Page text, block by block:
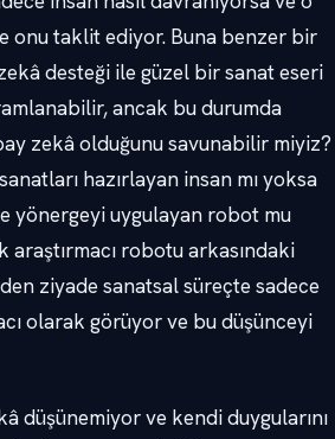
onu taklit ediyor. Buna benzer bir
desteği ile güzel bir sanat eseri
ancak bu durumda
zekâ olduğunu savunabilir miyiz?
hazırlayan insan mı yoksa
yönergeyi uygulayan robot mu
araştırmacı robotu arkasındaki
ziyade sanatsal süreçte sadece
olarak görüyor ve bu düşünceyi
düşünemiyor ve kendi duygularını